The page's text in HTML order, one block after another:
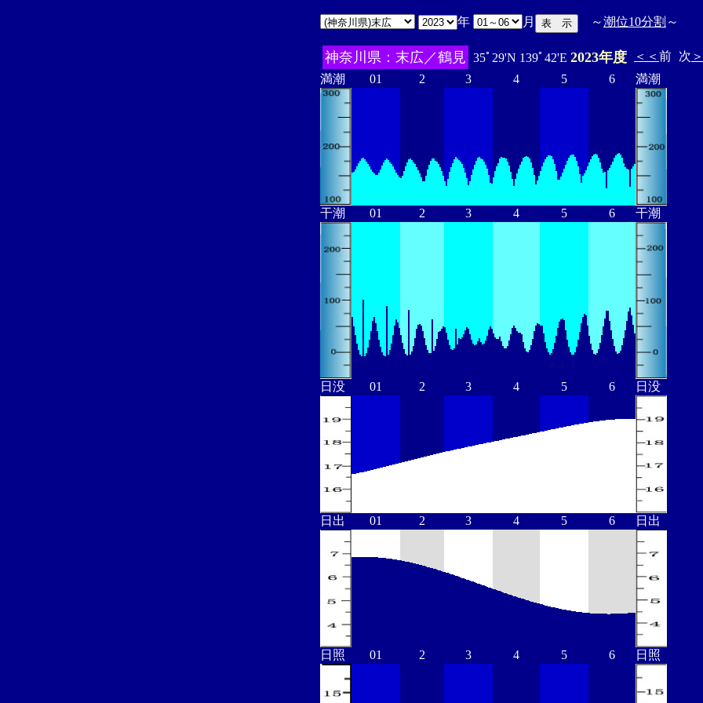
年 月 ～潮位10分割 ～
神奈川県：末広／鶴見 35ﾟ29'N 139ﾟ42'E 2023年度 ＜＜ 前 次
満潮
01 2 3 4 5 6 満潮
干潮 01 2 3 4 5 6 干潮
日没 01 2 3 4 5 6 日没
日出 01 2 3 4 5 6 日出
日照 01 2 3 4 5 6 日照